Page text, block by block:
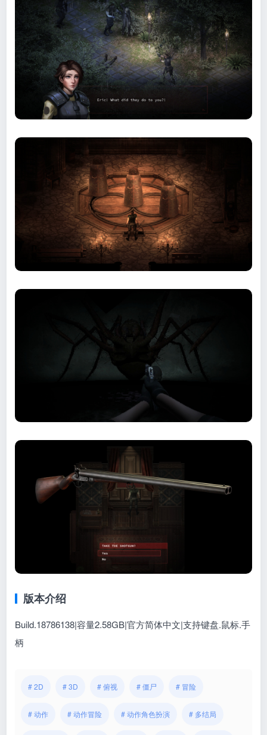
版本介绍
Build.18786138|容量2.58GB|官方简体中文|支持键盘.鼠标.手
柄
# 2D # 3D # 俯视 # 僵尸 # 冒险
# 动作 # 动作冒险 # 动作角色扮演 # 多结局